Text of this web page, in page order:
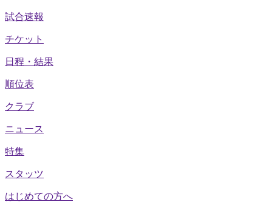
試合速報
チケット
日程・結果
順位表
クラブ
ニュース
特集
スタッツ
はじめての方へ